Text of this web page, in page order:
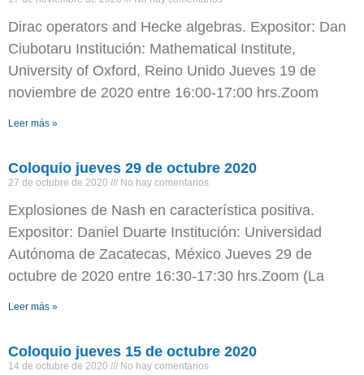
Dirac operators and Hecke algebras. Expositor: Dan
Ciubotaru Institución: Mathematical Institute,
University of Oxford, Reino Unido Jueves 19 de
noviembre de 2020 entre 16:00-17:00 hrs.Zoom
Leer más »
Coloquio jueves 29 de octubre 2020
27 de octubre de 2020 No hay comentarios
Explosiones de Nash en característica positiva.
Expositor: Daniel Duarte Institución: Universidad
Autónoma de Zacatecas, México Jueves 29 de
octubre de 2020 entre 16:30-17:30 hrs.Zoom (La
Leer más »
Coloquio jueves 15 de octubre 2020
14 de octubre de 2020 No hay comentarios